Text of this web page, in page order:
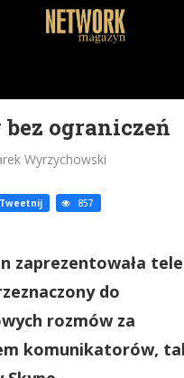
ograniczeń
Wyrzychowski
Tweetnij 857
zaprezentowała
do
rozmów za
komunikatorów,